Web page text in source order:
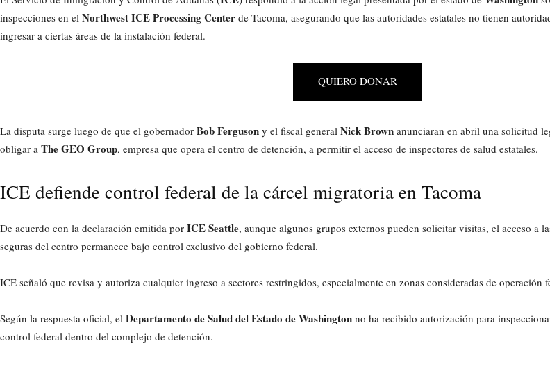
inspecciones en el Northwest ICE Processing Center de Tacoma, asegurando que las autoridades estatales no tienen
ingresar a ciertas áreas de la instalación federal.
QUIERO DONAR
La disputa surge luego de que el gobernador Bob Ferguson y el fiscal general Nick Brown anunciaran en abril una solicitud
obligar a The GEO Group, empresa que opera el centro de detención, a permitir el acceso de inspectores de salud estatales.
ICE defiende control federal de la cárcel migratoria en Tacoma
De acuerdo con la declaración emitida por ICE Seattle, aunque algunos grupos externos pueden solicitar visitas, el acceso a
seguras del centro permanece bajo control exclusivo del gobierno federal.
ICE señaló que revisa y autoriza cualquier ingreso a sectores restringidos, especialmente en zonas consideradas de operación
Según la respuesta oficial, el Departamento de Salud del Estado de Washington no ha recibido autorización para
control federal dentro del complejo de detención.